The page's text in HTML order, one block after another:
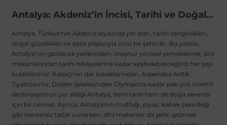
Antalya: Akdeniz’in İncisi, Tarihi ve Doğal Güzellikleriyle Keşfedilmeyi Bekliyor
Antalya, Türkiye'nin Akdeniz kıyısında yer alan, tarihi zenginlikleri,
doğal güzellikleri ve eşsiz plajlarıyla ünlü bir şehirdir. Bu yazıda,
Antalya'nın gezilecek yerlerinden, meşhur yöresel yemeklerine, dini
mekanlarından tarihi hikayelerine kadar keşfedebileceğiniz her şeyi
bulabilirsiniz. Kaleiçi'nin dar sokaklarından, Aspendos Antik
Tiyatrosu'na, Düden Şelalesi'nden Olympos'a kadar pek çok önemli
destinasyonun yer aldığı Antalya, hem tarih hem de doğa severler
için bir cennet. Ayrıca, Antalya'nın mutfağı, piyaz, kabak çekirdeği
gibi benzersiz tatlar sunarken, dini mekanlar da şehri gezmek